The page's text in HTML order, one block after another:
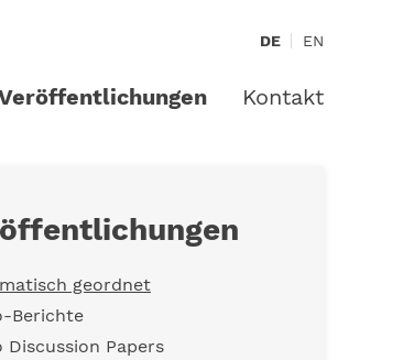
DE EN
Kontakt
geordnet
Berichte
Discussion Papers